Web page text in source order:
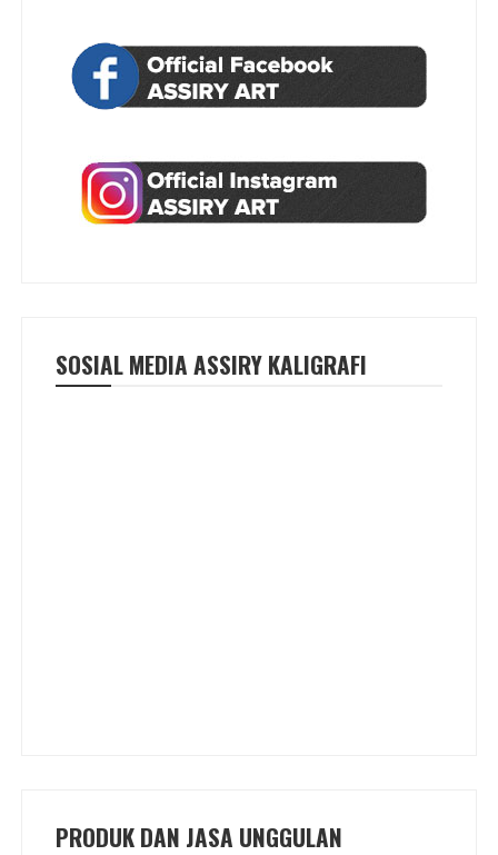
SOSIAL MEDIA ASSIRY KALIGRAFI
PRODUK DAN JASA UNGGULAN